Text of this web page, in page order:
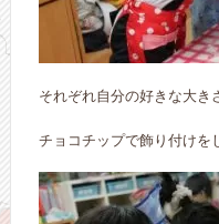
それぞれ自分の好きな大
チョコチップで飾り付けを